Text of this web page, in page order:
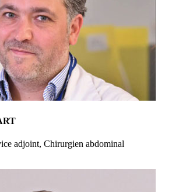
adjoint, Chirurgien abdominal